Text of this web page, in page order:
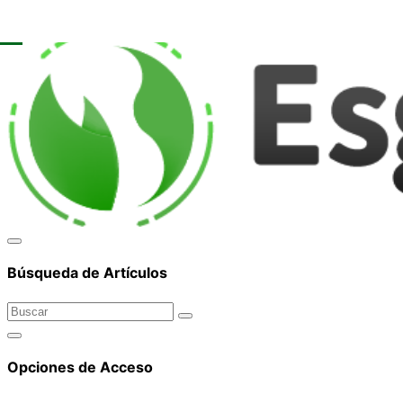
Búsqueda de Artículos
Opciones de Acceso